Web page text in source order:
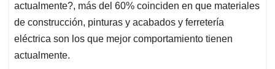
actualmente?, más del 60% coinciden en que materiales
de construcción, pinturas y acabados y ferretería
eléctrica son los que mejor comportamiento tienen
actualmente.